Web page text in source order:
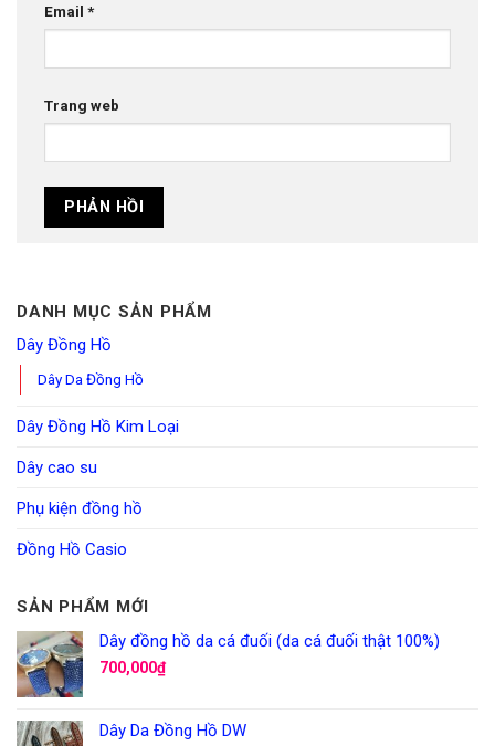
Email *
Trang web
DANH MỤC SẢN PHẨM
Dây Đồng Hồ
Dây Da Đồng Hồ
Dây Đồng Hồ Kim Loại
Dây cao su
Phụ kiện đồng hồ
Đồng Hồ Casio
SẢN PHẨM MỚI
Dây đồng hồ da cá đuối (da cá đuối thật 100%)
700,000₫
Dây Da Đồng Hồ DW